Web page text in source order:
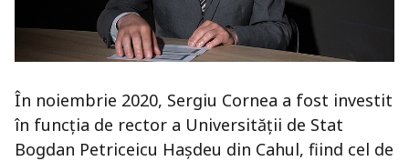
În noiembrie 2020, Sergiu Cornea a fost investit
în funcția de rector a Universității de Stat
Bogdan Petriceicu Hașdeu din Cahul, fiind cel de